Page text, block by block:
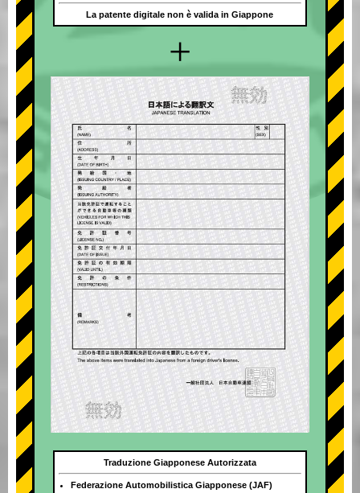
+
La patente digitale non è valida in Giappone
Traduzione Giapponese Autorizzata
Federazione Automobilistica Giapponese (JAF)